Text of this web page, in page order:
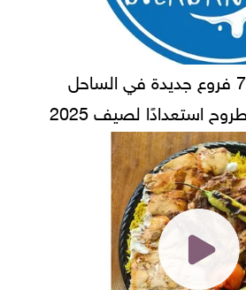
"بلبن" تعلن افتتاح 7 فروع جديدة في الساحل
استعدادًا لصيف 2025